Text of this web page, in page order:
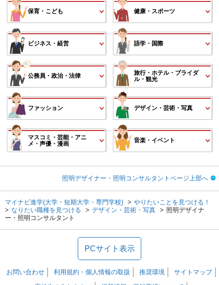
保育・こども 健康・スポーツ
ビジネス・経営 語学・国際
公務員・政治・法律
旅行・ホテル・ブライダ
ル・観光
ファッション デザイン・芸術・写真
マスコミ・芸能・アニ
メ・声優・漫画
音楽・イベント
照明デザイナー・照明コンサルタントページ上部へ
マイナビ進学(大学・短期大学・専門学校)
やりたいことを見つける！
なりたい職種を見つける
デザイン・芸術・写真
照明デザイナ
ー・照明コンサルタント
PCサイト表示
お問い合わせ 利用規約・個人情報の取扱 推奨環境
サイトマップ